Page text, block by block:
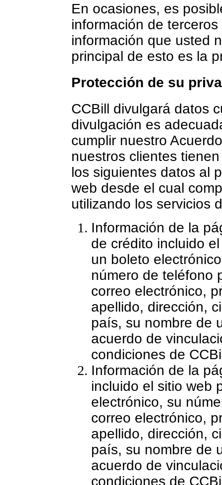
En ocasiones, es
información de
información que usted
principal de esto es la
Protección de su
CCBill divulgará datos
divulgación es
cumplir nuestro
nuestros clientes
los siguientes datos al
web desde el cual
utilizando los servicios
Información de la
de crédito incluido
un boleto
número de teléfono
correo electrónico,
apellido, dirección,
país, su nombre de
acuerdo de
condiciones de
Información de la
incluido el sitio web
electrónico, su
correo electrónico,
apellido, dirección,
país, su nombre de
acuerdo de
condiciones de